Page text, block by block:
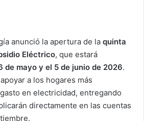
anunció la apertura de la quinta
Eléctrico, que estará
de mayo y el 5 de junio de 2026.
a los hogares más
en electricidad, entregando
directamente en las cuentas